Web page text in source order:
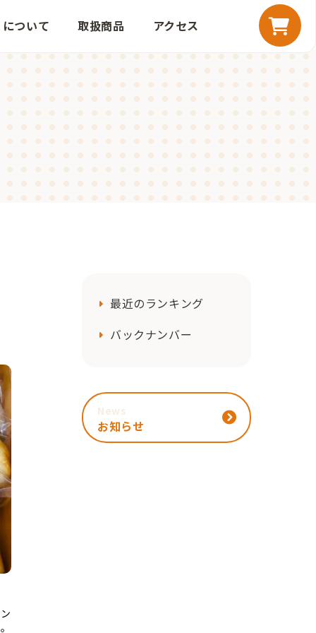
ついて 取扱商品 アクセス
最近のランキング
バックナンバー
News
お知らせ